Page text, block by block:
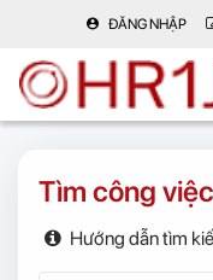
ĐĂNG NHẬP
Tìm công
Hướng dẫn tìm